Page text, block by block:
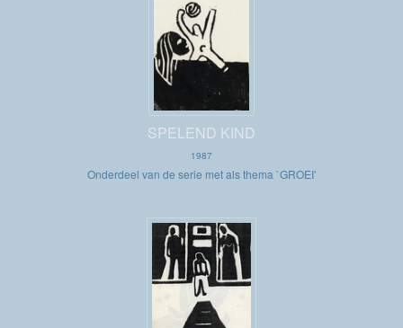
SPELEND KIND
1987
Onderdeel van de serie met als thema `GROEI'